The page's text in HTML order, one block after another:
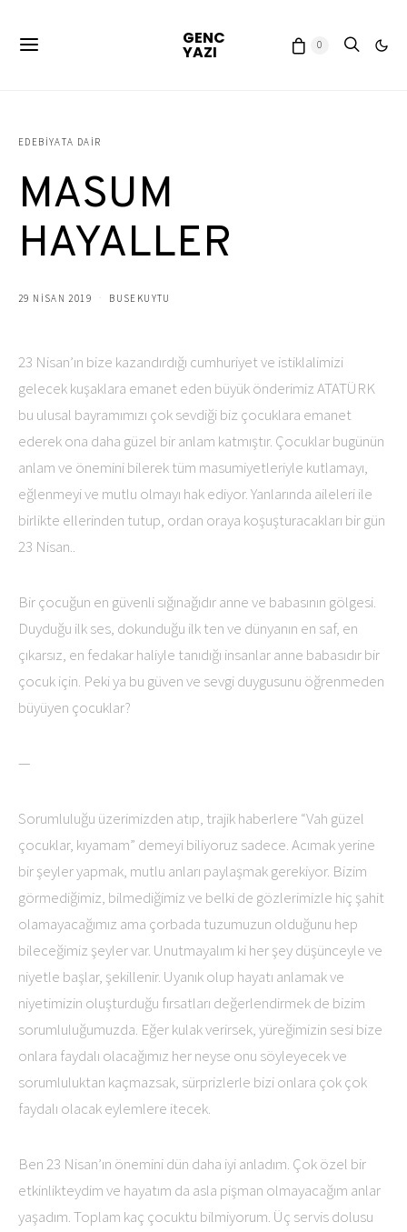
GENC
YAZI 0
EDEBIYATA DAIR
MASUM
HAYALLER
29 NISAN 2019 BUSEKUYTU
23 Nisan’ın bize kazandırdığı cumhuriyet ve istiklalimizi
gelecek kuşaklara emanet eden büyük önderimiz ATATÜRK
bu ulusal bayramımızı çok sevdiği biz çocuklara emanet
ederek ona daha güzel bir anlam katmıştır. Çocuklar bugünün
anlam ve önemini bilerek tüm masumiyetleriyle kutlamayı,
eğlenmeyi ve mutlu olmayı hak ediyor. Yanlarında aileleri ile
birlikte ellerinden tutup, ordan oraya koşuşturacakları bir gün
23 Nisan..
Bir çocuğun en güvenli sığınağıdır anne ve babasının gölgesi.
Duyduğu ilk ses, dokunduğu ilk ten ve dünyanın en saf, en
çıkarsız, en fedakar haliyle tanıdığı insanlar anne babasıdır bir
çocuk için. Peki ya bu güven ve sevgi duygusunu öğrenmeden
büyüyen çocuklar?
—
Sorumluluğu üzerimizden atıp, trajik haberlere “Vah güzel
çocuklar, kıyamam” demeyi biliyoruz sadece. Acımak yerine
bir şeyler yapmak, mutlu anları paylaşmak gerekiyor. Bizim
görmediğimiz, bilmediğimiz ve belki de gözlerimizle hiç şahit
olamayacağımız ama çorbada tuzumuzun olduğunu hep
bileceğimiz şeyler var. Unutmayalım ki her şey düşünceyle ve
niyetle başlar, şekillenir. Uyanık olup hayatı anlamak ve
niyetimizin oluşturduğu fırsatları değerlendirmek de bizim
sorumluluğumuzda. Eğer kulak verirsek, yüreğimizin sesi bize
onlara faydalı olacağımız her neyse onu söyleyecek ve
sorumluluktan kaçmazsak, sürprizlerle bizi onlara çok çok
faydalı olacak eylemlere itecek.
Ben 23 Nisan’ın önemini dün daha iyi anladım. Çok özel bir
etkinlikteydim ve hayatım da asla pişman olmayacağım anlar
yaşadım. Toplam kaç çocuktu bilmiyorum. Üç servis dolusu